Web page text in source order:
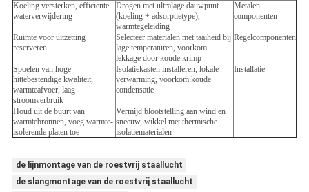
Koeling versterken, efficiënte
waterverwijdering
Drogen met ultralage dauwpunt
(koeling + adsorptietype),
warmtegeleiding
Metalen
componenten
Ruimte voor uitzetting
reserveren
Selecteer materialen met taaiheid bij
lage temperaturen, voorkom
lekkage door koude krimp
Regelcomponenten
Spoelen van hoge
hittebestendige kwaliteit,
warmteafvoer, laag
stroomverbruik
Isolatiekasten installeren, lokale
verwarming, voorkom koude
condensatie
Installatie
Houd uit de buurt van
warmtebronnen, voeg warmte-
isolerende platen toe
Vermijd blootstelling aan wind en
sneeuw, wikkel met thermische
isolatiematerialen
de lijnmontage van de roestvrij staallucht
de slangmontage van de roestvrij staallucht